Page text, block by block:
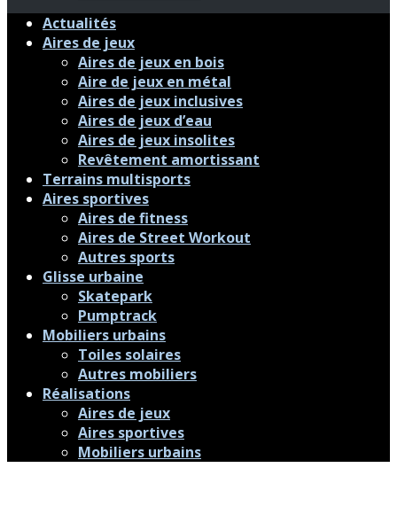
Actualités
Aires de jeux
Aires de jeux en bois
Aire de jeux en métal
Aires de jeux inclusives
Aires de jeux d’eau
Aires de jeux insolites
Revêtement amortissant
Terrains multisports
Aires sportives
Aires de fitness
Aires de Street Workout
Autres sports
Glisse urbaine
Skatepark
Pumptrack
Mobiliers urbains
Toiles solaires
Autres mobiliers
Réalisations
Aires de jeux
Aires sportives
Mobiliers urbains